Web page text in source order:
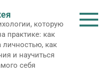
которую
практике: как
личностью, как
и научиться
себя